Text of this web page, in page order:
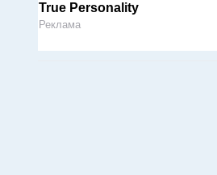
True Personality
Реклама